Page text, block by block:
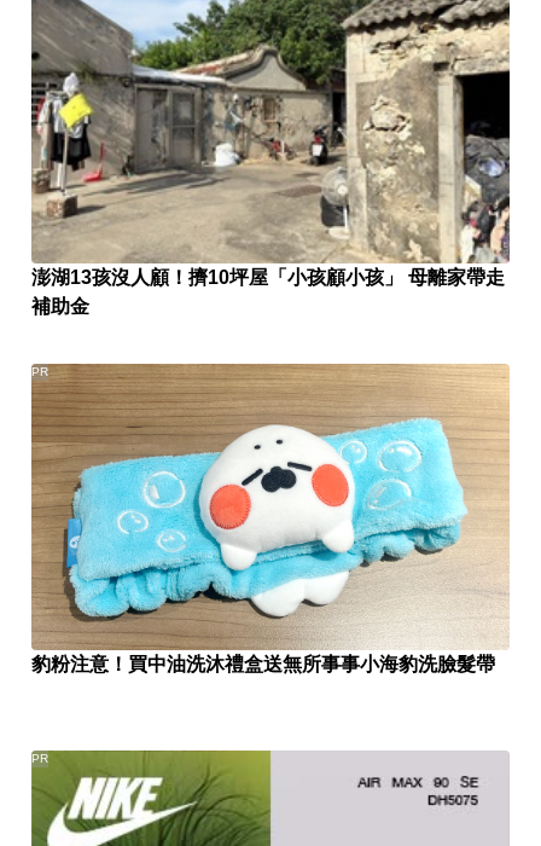
澎湖13孩沒人顧！擠10坪屋「小孩顧小孩」 母離家帶走
補助金
豹粉注意！買中油洗沐禮盒送無所事事小海豹洗臉髮帶
PR
PR